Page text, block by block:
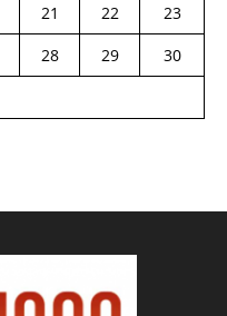
21 22
23
28 29
30